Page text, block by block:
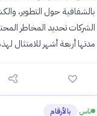
بالشفافية حول التطوير،
الشركات تحديد المخاطر
مدتها أربعة أشهر للامتثال
ناس› بالأرقام